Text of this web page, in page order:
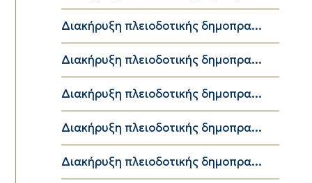
Διακήρυξη πλειοδοτικής δημοπρα...
Διακήρυξη πλειοδοτικής δημοπρα...
Διακήρυξη πλειοδοτικής δημοπρα...
Διακήρυξη πλειοδοτικής δημοπρα...
Διακήρυξη πλειοδοτικής δημοπρα...